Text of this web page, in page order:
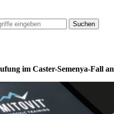
Suchen
im Caster-Semenya-Fall an